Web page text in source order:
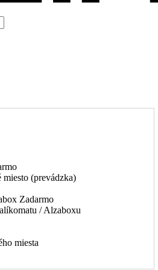
(prevádzka)
Zadarmo
/ Alzaboxu
miesta